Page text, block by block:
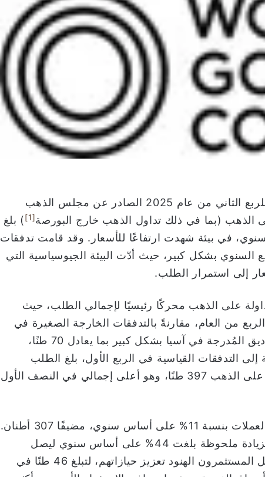
للربع الثاني من عام 2025 الصادر عن مجلس الذهب
الذهب (بما في ذلك تداول الذهب خارج البورصة[1]
) بلغ
3% على أساس سنوي، في بيئة شهدت ارتفاعًا للأسعار. وقد قامت تدفقات
السنوي بشكل كبير، حيث أدّت البيئة الجيوسياسية التي
إلى استمرار الطلب.
على الذهب محركًا رئيسيًا لإجمالي الطلب، حيث
170 طنًا خلال هذا الربع من العام، مقارنةً بالتدفقات الخارجة الصغيرة في
الربع الثاني من عام 2024. ساهمت الصناديق المُدرجة في آسيا بشكل كبير بما يعادل 70 طنًا،
إلى التدفقات القياسية في الربع الأول، بلغ الطلب
العالمي على صناديق المؤشرات المتداولة على الذهب 397 طنًا، وهو أعلى إجمالي في النصف الأول
كما ارتفع إجمالي الاستثمار في السبائك والعملات بنسبة 11% على أساس سنوي، مضيفًا 307 أطنان.
وقد تصدّر المستثمرون الصينيون المشهد بزيادة ملحوظة بلغت 44% على أساس سنوي ليصل
إجمالي مشترياتهم إلى 115 طنًا، بينما واصل المستثمرون الهنود تعزيز حيازاتهم، لتبلغ 46 طنًا في